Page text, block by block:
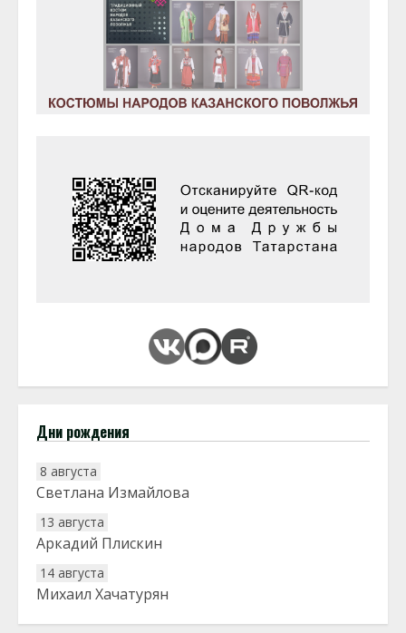
Дни рождения
8 августа
Светлана Измайлова
13 августа
Аркадий Плискин
14 августа
Михаил Хачатурян
20 августа